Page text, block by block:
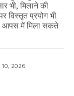
भी, मिलाने की
विस्तृत प्रयोग भी
आपस में मिला सकते
10, 2026